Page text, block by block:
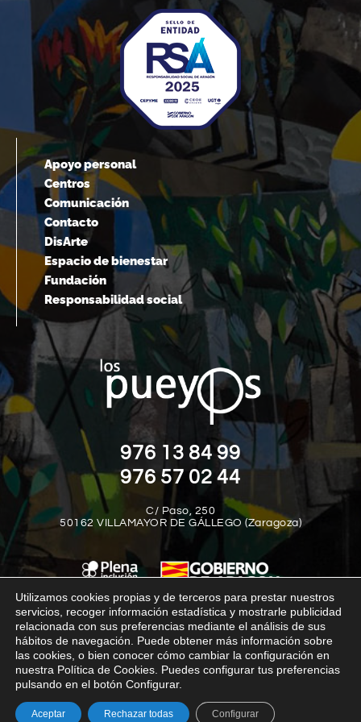
Apoyo personal
Centros
Comunicación
Contacto
DisArte
Espacio de bienestar
Fundación
Responsabilidad social
976 13 84 99
976 57 02 44
C/ Paso, 250
50162 VILLAMAYOR DE GÁLLEGO (Zaragoza)
Aviso legal Política de privacidad
Política de cookies
Política interna del canal de denuncias
Transparencia
© Los Pueyos 2025
Utilizamos cookies propias y de terceros para prestar nuestros
servicios, recoger información estadística y mostrarle publicidad
relacionada con sus preferencias mediante el análisis de sus
hábitos de navegación. Puede obtener más información sobre
las cookies, o bien conocer cómo cambiar la configuración en
nuestra Política de Cookies. Puedes configurar tus preferencias
pulsando en el botón Configurar.
Aceptar Rechazar todas Configurar